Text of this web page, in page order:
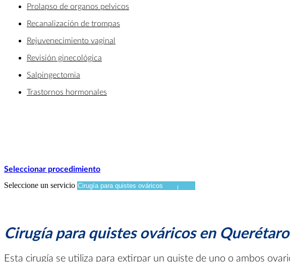
Prolapso de organos pelvicos
Recanalización de trompas
Rejuvenecimiento vaginal
Revisión ginecológica
Salpingectomia
Trastornos hormonales
Seleccionar procedimiento
Seleccione un servicio
Cirugía para quistes ováricos en
Esta cirugía se utiliza para extirpar un quiste de uno o ambos